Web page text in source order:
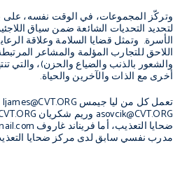
وتركّز المجموعات، في الوقت نفسه، على
لتحديد التحديات الشائعة ضمن سياق
الأسرة. وتمثل قضايا السلامة وعلاقة
اللاحق للتجارب المؤلمة والمشاعر
والشعور بالذنب والضياع والحزن)، والتي
أخرى مع الذات والآخرين والحياة.
تعمل كل من ليا جيمس ljames@CVT.ORG
asovcik@CVT.ORG وريم شكريان
ضحايا التعذيب، أما فريناند غاروف
مدرب نفسي سابق لدى مركز ضحايا